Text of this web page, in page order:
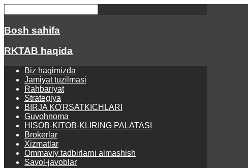
Bosh sahifa
RKTAB haqida
Biz haqimizda
Jamiyat tuzilmasi
Rahbariyat
Strategiya
BIRJA KO'RSATKICHLARI
Guvohnoma
HISOB-KITOB-KLIRING PALATASI
Brokerlar
Xizmatlar
Ommaviy tadbirlarni almashish
Savol-javoblar